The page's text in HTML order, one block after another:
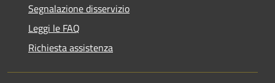
Segnalazione disservizio
Leggi le FAQ
Richiesta assistenza